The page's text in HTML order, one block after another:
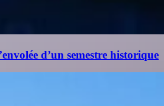
d’un semestre historique